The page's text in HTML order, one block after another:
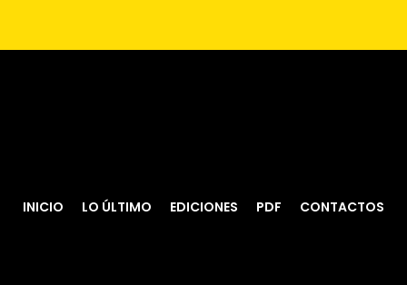
INICIO LO ÚLTIMO EDICIONES PDF CONTACTOS